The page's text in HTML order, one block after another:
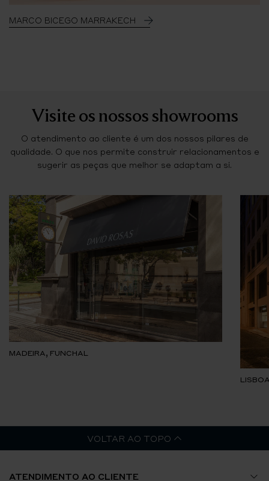
MARCO BICEGO MARRAKECH
Visite os nossos showrooms
O atendimento ao cliente é um dos nossos pilares de
qualidade. O que nos permite construir relacionamentos e
sugerir as peças que melhor se adaptam a si.
MADEIRA, FUNCHAL
VOLTAR AO TOPO
ATENDIMENTO AO CLIENTE